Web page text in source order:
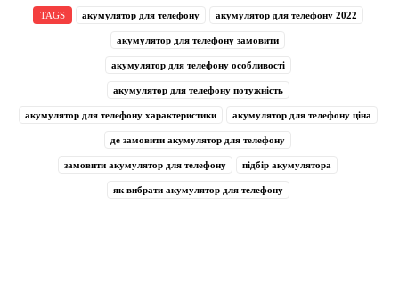
TAGS акумулятор для телефону акумулятор для телефону 2022
акумулятор для телефону замовити
акумулятор для телефону особливості
акумулятор для телефону потужність
акумулятор для телефону характеристики акумулятор для телефону ціна
де замовити акумулятор для телефону
замовити акумулятор для телефону підбір акумулятора
як вибрати акумулятор для телефону